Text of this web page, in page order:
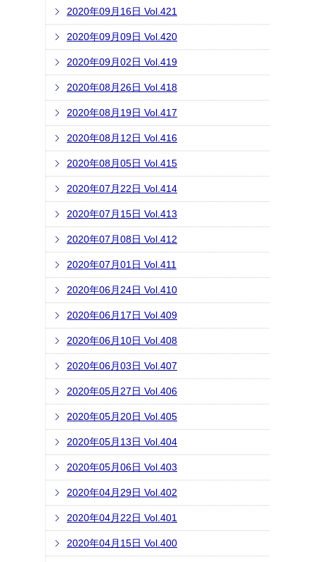
2020年09月16日 Vol.421
2020年09月09日 Vol.420
2020年09月02日 Vol.419
2020年08月26日 Vol.418
2020年08月19日 Vol.417
2020年08月12日 Vol.416
2020年08月05日 Vol.415
2020年07月22日 Vol.414
2020年07月15日 Vol.413
2020年07月08日 Vol.412
2020年07月01日 Vol.411
2020年06月24日 Vol.410
2020年06月17日 Vol.409
2020年06月10日 Vol.408
2020年06月03日 Vol.407
2020年05月27日 Vol.406
2020年05月20日 Vol.405
2020年05月13日 Vol.404
2020年05月06日 Vol.403
2020年04月29日 Vol.402
2020年04月22日 Vol.401
2020年04月15日 Vol.400